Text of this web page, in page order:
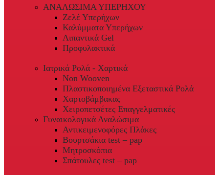
ΑΝΑΛΩΣΙΜΑ ΥΠΕΡΗΧΟΥ
Ζελέ Υπερήχων
Καλύμματα Υπερήχων
Λιπαντικά Gel
Προφυλακτικά
Ιατρικά Ρολά - Χαρτικά
Non Wooven
Πλαστικοποιημένα Εξεταστικά Ρολά
Χαρτοβάμβακας
Χειροπετσέτες Επαγγελματικές
Γυναικολογικά Αναλώσιμα
Αντικειμενοφόρες Πλάκες
Βουρτσάκια test – pap
Μητροσκόπια
Σπάτουλες test – pap